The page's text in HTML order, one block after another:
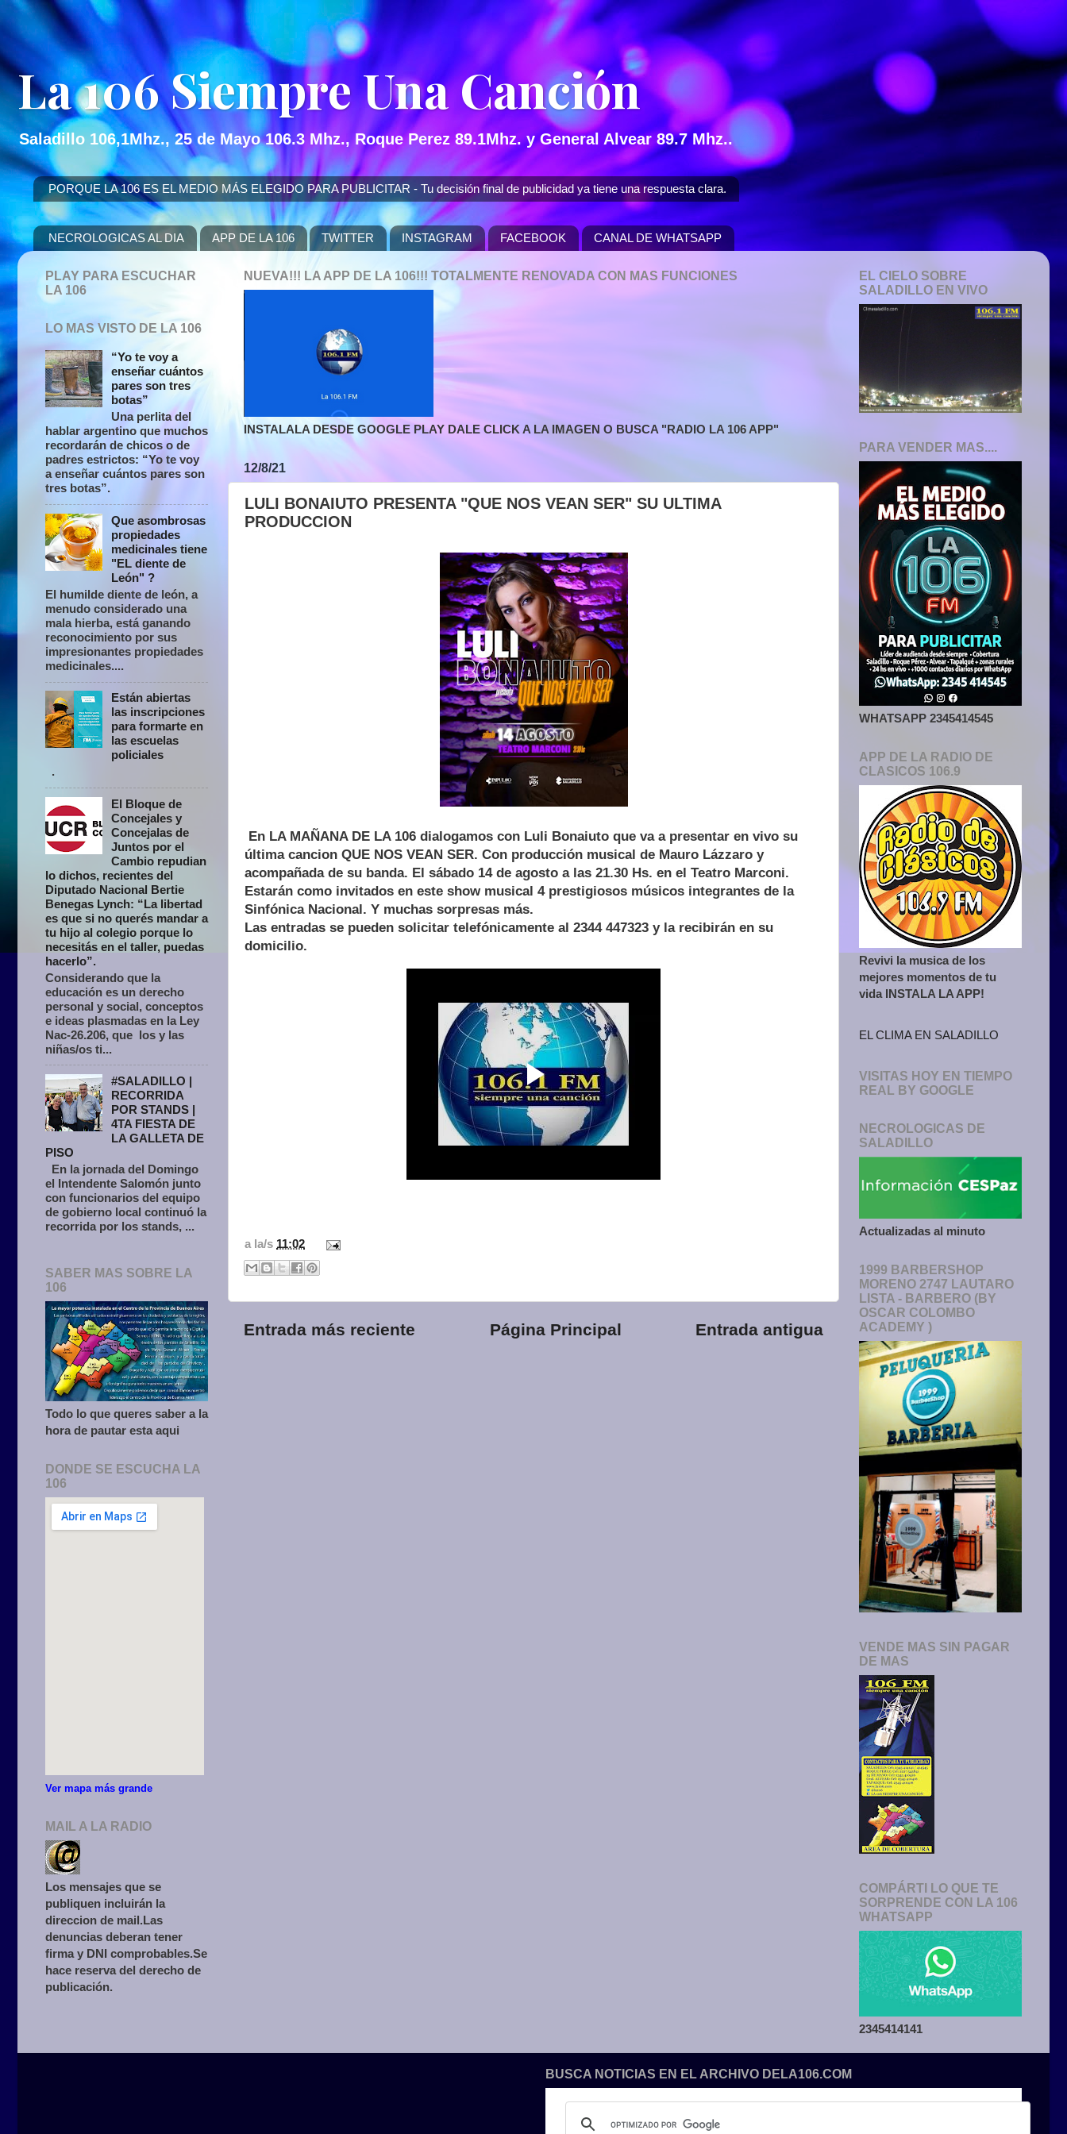
La 106 Siempre Una Canción
Saladillo 106,1Mhz., 25 de Mayo 106.3 Mhz., Roque Perez 89.1Mhz. y General Alvear 89.7 Mhz..
PORQUE LA 106 ES EL MEDIO MÁS ELEGIDO PARA PUBLICITAR - Tu decisión final de publicidad ya tiene una respuesta clara.
NECROLOGICAS AL DIA APP DE LA 106 TWITTER INSTAGRAM FACEBOOK CANAL DE WHATSAPP
NUEVA!!! LA APP DE LA 106!!! TOTALMENTE RENOVADA CON MAS FUNCIONES
INSTALALA DESDE GOOGLE PLAY DALE CLICK A LA IMAGEN O BUSCA "RADIO LA 106 APP"
12/8/21
LULI BONAIUTO PRESENTA "QUE NOS VEAN SER" SU ULTIMA
PRODUCCION
En LA MAÑANA DE LA 106 dialogamos con Luli Bonaiuto que va a presentar en vivo su
última cancion QUE NOS VEAN SER. Con producción musical de Mauro Lázzaro y
acompañada de su banda. El sábado 14 de agosto a las 21.30 Hs. en el Teatro Marconi.
Estarán como invitados en este show musical 4 prestigiosos músicos integrantes de la
Sinfónica Nacional. Y muchas sorpresas más.
Las entradas se pueden solicitar telefónicamente al 2344 447323 y la recibirán en su
domicilio.
a la/s 11:02
Entrada más reciente Entrada antigua
Página Principal
PLAY PARA ESCUCHAR
LA 106
LO MAS VISTO DE LA 106
“Yo te voy a
enseñar cuántos
pares son tres
botas”
Una perlita del
hablar argentino que muchos
recordarán de chicos o de
padres estrictos: “Yo te voy
a enseñar cuántos pares son
tres botas”.
Que asombrosas
propiedades
medicinales tiene
"EL diente de
León" ?
El humilde diente de león, a
menudo considerado una
mala hierba, está ganando
reconocimiento por sus
impresionantes propiedades
medicinales....
Están abiertas
las inscripciones
para formarte en
las escuelas
policiales
.
El Bloque de
Concejales y
Concejalas de
Juntos por el
Cambio repudian
lo dichos, recientes del
Diputado Nacional Bertie
Benegas Lynch: “La libertad
es que si no querés mandar a
tu hijo al colegio porque lo
necesitás en el taller, puedas
hacerlo”.
Considerando que la
educación es un derecho
personal y social, conceptos
e ideas plasmadas en la Ley
Nac-26.206, que los y las
niñas/os ti...
#SALADILLO |
RECORRIDA
POR STANDS |
4TA FIESTA DE
LA GALLETA DE
PISO
En la jornada del Domingo
el Intendente Salomón junto
con funcionarios del equipo
de gobierno local continuó la
recorrida por los stands, ...
SABER MAS SOBRE LA
106
Todo lo que queres saber a la
hora de pautar esta aqui
DONDE SE ESCUCHA LA
106
Ver mapa más grande
MAIL A LA RADIO
Los mensajes que se
publiquen incluirán la
direccion de mail.Las
denuncias deberan tener
firma y DNI comprobables.Se
hace reserva del derecho de
publicación.
EL CIELO SOBRE
SALADILLO EN VIVO
PARA VENDER MAS....
WHATSAPP 2345414545
APP DE LA RADIO DE
CLASICOS 106.9
Revivi la musica de los
mejores momentos de tu
vida INSTALA LA APP!
EL CLIMA EN SALADILLO
VISITAS HOY EN TIEMPO
REAL BY GOOGLE
NECROLOGICAS DE
SALADILLO
Actualizadas al minuto
1999 BARBERSHOP
MORENO 2747 LAUTARO
LISTA - BARBERO (BY
OSCAR COLOMBO
ACADEMY )
VENDE MAS SIN PAGAR
DE MAS
COMPÁRTI LO QUE TE
SORPRENDE CON LA 106
WHATSAPP
2345414141
BUSCA NOTICIAS EN EL ARCHIVO DELA106.COM